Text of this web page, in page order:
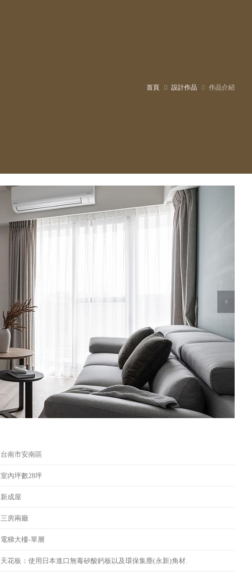
首頁 設計作品 作品介紹
台南市安南區
室內坪數28坪
新成屋
三房兩廳
電梯大樓-單層
天花板：使用日本進口無毒矽酸鈣板以及環保集塵(永新)角材.